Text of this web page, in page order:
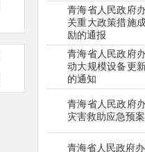
青海省人民政府
关重大政策措施
励的通报
青海省人民政府
动大规模设备更
的通知
青海省人民政府
灾害救助应急预
青海省人民政府